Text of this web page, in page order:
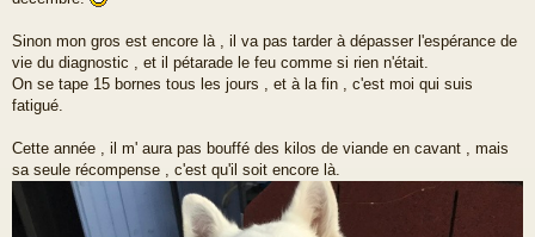
Sinon mon gros est encore là , il va pas tarder à dépasser l'espérance de
vie du diagnostic , et il pétarade le feu comme si rien n'était.
On se tape 15 bornes tous les jours , et à la fin , c'est moi qui suis
fatigué.
Cette année , il m' aura pas bouffé des kilos de viande en cavant , mais
sa seule récompense , c'est qu'il soit encore là.